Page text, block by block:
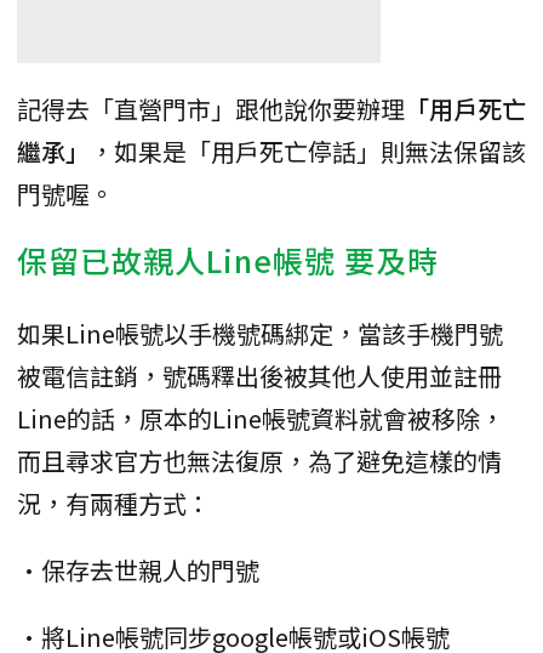
記得去「直營門市」跟他說你要辦理 「用戶死亡
繼承」
，如果是「用戶死亡停話」則無法保留該
門號喔。
保留已故親人Line帳號 要及時
如果Line帳號以手機號碼綁定，當該手機門號
被電信註銷，號碼釋出後被其他人使用並註冊
Line的話，原本的Line帳號資料就會被移除，
而且尋求官方也無法復原，為了避免這樣的情
況，有兩種方式：
•保存去世親人的門號
•將Line帳號同步google帳號或iOS帳號